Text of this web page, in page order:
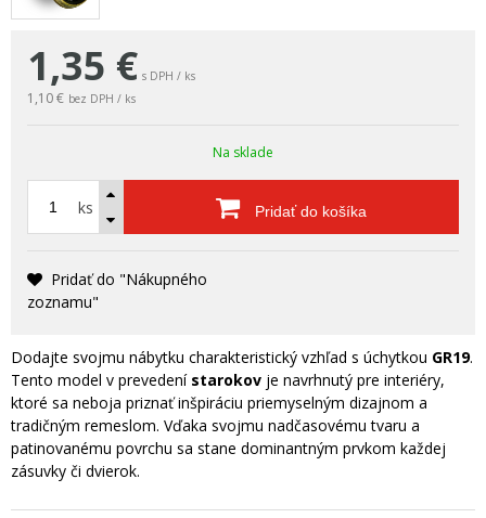
1,35 € s DPH / ks
1,10 € bez DPH / ks
Na sklade
ks Pridať do košíka
Pridať do "Nákupného
zoznamu"
Dodajte svojmu nábytku charakteristický vzhľad s úchytkou GR19.
Tento model v prevedení starokov je navrhnutý pre interiéry,
ktoré sa neboja priznať inšpiráciu priemyselným dizajnom a
tradičným remeslom. Vďaka svojmu nadčasovému tvaru a
patinovanému povrchu sa stane dominantným prvkom každej
zásuvky či dvierok.